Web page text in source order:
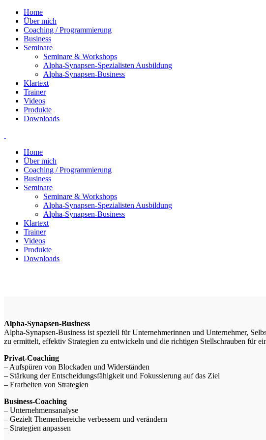
Home
Über mich
Coaching / Programmierung
Business
Seminare
Seminare & Workshops
Alpha-Synapsen-Spezialisten Ausbildung
Alpha-Synapsen-Business
Klartext
Trainer
Videos
Produkte
Downloads
Home
Über mich
Coaching / Programmierung
Business
Seminare
Seminare & Workshops
Alpha-Synapsen-Spezialisten Ausbildung
Alpha-Synapsen-Business
Klartext
Trainer
Videos
Produkte
Downloads
Alpha-Synapsen-Business
Alpha-Synapsen-Business ist speziell für Unternehmerinnen und Unternehmer,
zu ermittelt, effektiv Strategien zu entwickeln und die richtigen Stellschrauben für
Privat-Coaching
– Aufspüren von Blockaden und Widerständen
– Stärkung der Entscheidungsfähigkeit und Fokussierung auf das Ziel
– Erarbeiten von Strategien
Business-Coaching
– Unternehmensanalyse
– Gezielt Themenbereiche verbessern und verändern
– Strategien anpassen